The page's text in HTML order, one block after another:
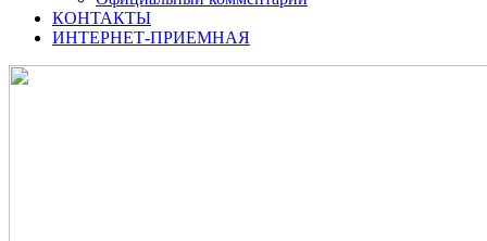
КОНТАКТЫ
ИНТЕРНЕТ-ПРИЕМНАЯ